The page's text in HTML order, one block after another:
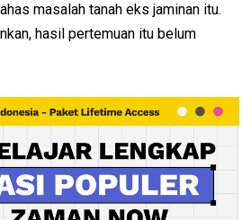
masalah tanah eks jaminan itu.
hasil pertemuan itu belum